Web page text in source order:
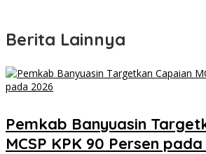
Berita Lainnya
Pemkab Banyuasin
MCSP KPK 90 Persen